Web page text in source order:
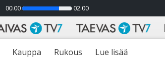
00.00
74%
02.00
Kauppa Rukous Lue lisää